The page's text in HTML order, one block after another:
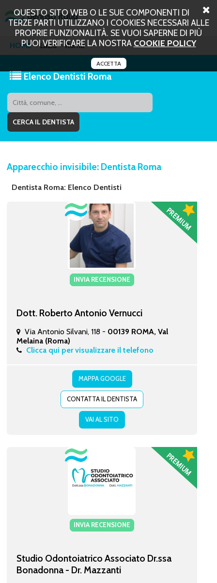
QUESTO SITO WEB O LE SUE COMPONENTI DI
TERZE PARTI UTILIZZANO I COOKIES NECESSARI ALLE
PROPRIE FUNZIONALITÀ. SE VUOI SAPERNE DI PIÙ
PUOI VERIFICARE LA NOSTRA COOKIE POLICY
ACCETTA
HOME Lazio Roma
Elenco Dentisti Roma
Apparecchio invisibile: Dentista Roma
Dentista Roma: Elenco Dentisti
INVIA RECENSIONE
Dott. Roberto Antonio Vernucci
Via Antonio Silvani, 118 - 00139 ROMA, Val
Melaina (Roma)
Clicca qui per visualizzare il telefono
MAPPA GOOGLE
CONTATTA IL DENTISTA
VAI AL SITO
INVIA RECENSIONE
Studio Odontoiatrico Associato Dr.ssa
Bonadonna - Dr. Mazzanti